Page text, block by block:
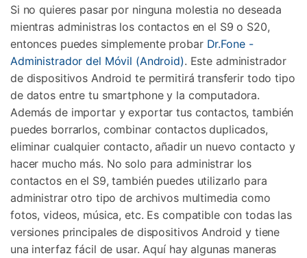
Si no quieres pasar por ninguna molestia no deseada
mientras administras los contactos en el S9 o S20,
entonces puedes simplemente probar Dr.Fone -
Administrador del Móvil (Android). Este administrador
de dispositivos Android te permitirá transferir todo tipo
de datos entre tu smartphone y la computadora.
Además de importar y exportar tus contactos, también
puedes borrarlos, combinar contactos duplicados,
eliminar cualquier contacto, añadir un nuevo contacto y
hacer mucho más. No solo para administrar los
contactos en el S9, también puedes utilizarlo para
administrar otro tipo de archivos multimedia como
fotos, videos, música, etc. Es compatible con todas las
versiones principales de dispositivos Android y tiene
una interfaz fácil de usar. Aquí hay algunas maneras